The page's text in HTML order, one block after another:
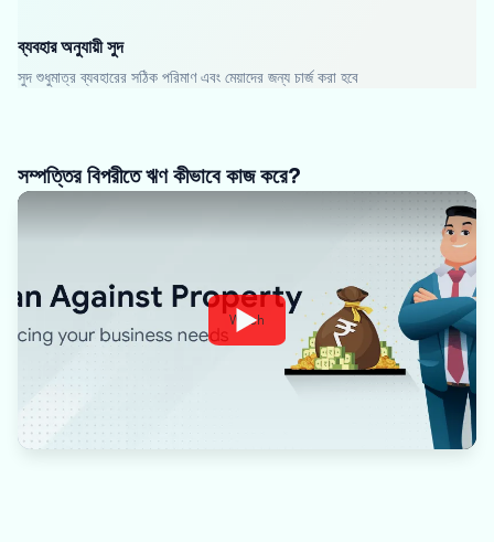
ব্যবহার অনুযায়ী সুদ
সুদ শুধুমাত্র ব্যবহারের সঠিক পরিমাণ এবং মেয়াদের জন্য চার্জ করা হবে
সম্পত্তির বিপরীতে ঋণ কীভাবে কাজ করে?
Watch